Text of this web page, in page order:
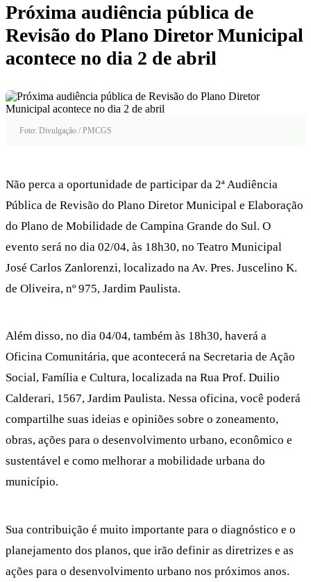
Próxima audiência pública de
Revisão do Plano Diretor Municipal
acontece no dia 2 de abril
Foto: Divulgação / PMCGS
Não perca a oportunidade de participar da 2ª Audiência
Pública de Revisão do Plano Diretor Municipal e Elaboração
do Plano de Mobilidade de Campina Grande do Sul. O
evento será no dia 02/04, às 18h30, no Teatro Municipal
José Carlos Zanlorenzi, localizado na Av. Pres. Juscelino K.
de Oliveira, nº 975, Jardim Paulista.
Além disso, no dia 04/04, também às 18h30, haverá a
Oficina Comunitária, que acontecerá na Secretaria de Ação
Social, Família e Cultura, localizada na Rua Prof. Duilio
Calderari, 1567, Jardim Paulista. Nessa oficina, você poderá
compartilhe suas ideias e opiniões sobre o zoneamento,
obras, ações para o desenvolvimento urbano, econômico e
sustentável e como melhorar a mobilidade urbana do
município.
Sua contribuição é muito importante para o diagnóstico e o
planejamento dos planos, que irão definir as diretrizes e as
ações para o desenvolvimento urbano nos próximos anos.